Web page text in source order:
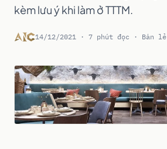
kèm lưu ý khi làm ở TTTM.
14/12/2021 · 7 phút đọc · Bán lẻ